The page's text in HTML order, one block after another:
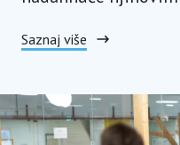
Saznaj više